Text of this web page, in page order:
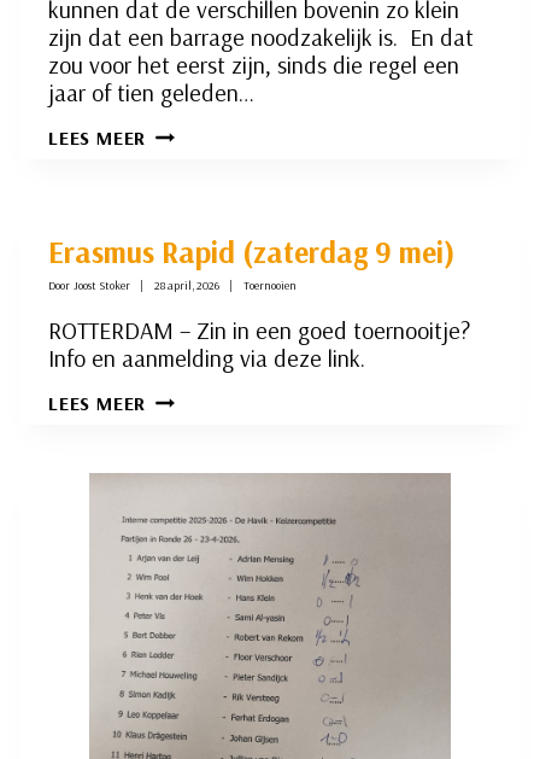
kunnen dat de verschillen bovenin zo klein
zijn dat een barrage noodzakelijk is. En dat
zou voor het eerst zijn, sinds die regel een
jaar of tien geleden…
LEES MEER SPEELRONDE
IN
AANTOCHT?
Erasmus Rapid (zaterdag 9 mei)
Door Joost Stoker 28 april, 2026 Toernooien
ROTTERDAM – Zin in een goed toernooitje?
Info en aanmelding via deze link.
LEES MEER ERASMUS